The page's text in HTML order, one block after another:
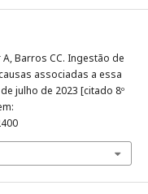
A, Barros CC. Ingestão de
associadas a essa
julho de 2023 [citado 8º